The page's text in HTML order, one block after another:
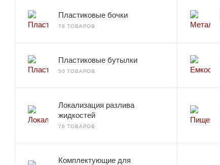
Пластиковые бочки
78 ТОВАРОВ
Пластиковые бутылки
50 ТОВАРОВ
Локализация разлива
жидкостей
76 ТОВАРОВ
Комплектующие для